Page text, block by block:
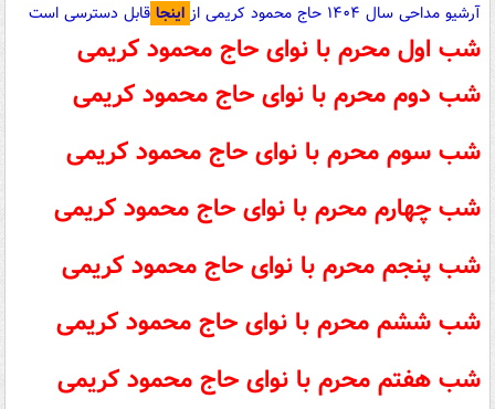
آرشیو مداحی سال ۱۴۰۴ حاج محمود کریمی از
اینجا قابل دسترسی است
شب اول محرم با نوای حاج محمود کریمی
شب دوم محرم با نوای حاج محمود کریمی
شب سوم محرم با نوای حاج محمود کریمی
شب چهارم محرم با نوای حاج محمود کریمی
شب پنجم محرم با نوای حاج محمود کریمی
شب ششم محرم با نوای حاج محمود کریمی
شب هفتم محرم با نوای حاج محمود کریمی